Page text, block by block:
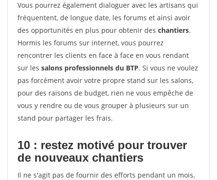
Vous pourrez également dialoguer avec les artisans qui
fréquentent, de longue date, les forums et ainsi avoir
des opportunités en plus pour obtenir des chantiers.
Hormis les forums sur internet, vous pourrez
rencontrer les clients en face à face en vous rendant
sur les salons professionnels du BTP. Si vous ne voulez
pas forcément avoir votre propre stand sur les salons,
pour des raisons de budget, rien ne vous empêche de
vous y rendre ou de vous grouper à plusieurs sur un
stand pour partager les frais.
10 : restez motivé pour trouver
de nouveaux chantiers
Il ne s'agit pas de fournir des efforts pendant un mois,